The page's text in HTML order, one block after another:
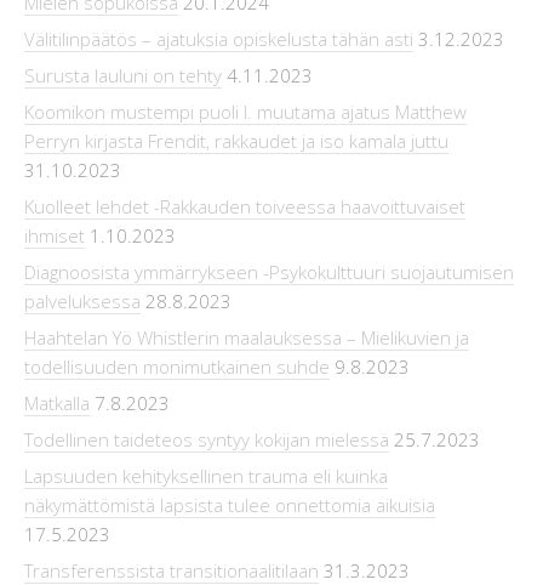
Välitilinpäätös – ajatuksia opiskelusta tähän asti 3.12.2023
Surusta lauluni on tehty 4.11.2023
Koomikon mustempi puoli l. muutama ajatus Matthew
Perryn kirjasta Frendit, rakkaudet ja iso kamala juttu
31.10.2023
Kuolleet lehdet -Rakkauden toiveessa haavoittuvaiset
ihmiset 1.10.2023
Diagnoosista ymmärrykseen -Psykokulttuuri suojautumisen
palveluksessa 28.8.2023
Haahtelan Yö Whistlerin maalauksessa – Mielikuvien ja
todellisuuden monimutkainen suhde 9.8.2023
Matkalla 7.8.2023
Todellinen taideteos syntyy kokijan mielessä 25.7.2023
Lapsuuden kehityksellinen trauma eli kuinka
näkymättömistä lapsista tulee onnettomia aikuisia
17.5.2023
Transferenssista transitionaalitilaan 31.3.2023